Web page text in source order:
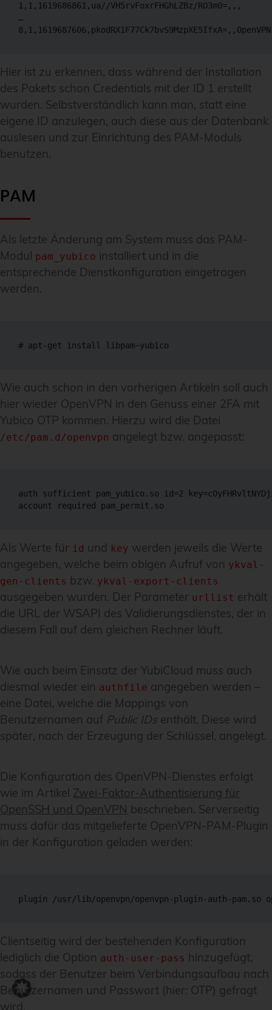
1,1,1619686861,ua//VH5rvFoxrFHGhLZBz/RO3m0=,,,
…
Hier ist zu erkennen, dass während der Installation
des Pakets schon Credentials mit der ID 1 erstellt
wurden. Selbstverständlich kann man, statt eine
eigene ID anzulegen, auch diese aus der Datenbank
auslesen und zur Einrichtung des PAM-Moduls
benutzen.
PAM
Als letzte Änderung am System muss das PAM-
Modul pam_yubico installiert und in die
entsprechende Dienstkonfiguration eingetragen
werden.
# apt-get install libpam−yubico
Wie auch schon in den vorherigen Artikeln soll auch
hier wieder OpenVPN in den Genuss einer 2FA mit
Yubico OTP kommen. Hierzu wird die Datei
/etc/pam.d/openvpn angelegt bzw. angepasst:
auth sufficient pam_yubico.so id=2
account required pam_permit.so
Als Werte für id und key werden jeweils die Werte
angegeben, welche beim obigen Aufruf von ykval-
gen-clients bzw. ykval-export-clients
ausgegeben wurden. Der Parameter urllist erhält
die URL der WSAPI des Validierungsdienstes, der in
diesem Fall auf dem gleichen Rechner läuft.
Wie auch beim Einsatz der YubiCloud muss auch
diesmal wieder ein authfile angegeben werden –
eine Datei, welche die Mappings von
Benutzernamen auf Public IDs enthält. Diese wird
später, nach der Erzeugung der Schlüssel, angelegt.
Die Konfiguration des OpenVPN-Dienstes erfolgt
wie im Artikel Zwei-Faktor-Authentisierung für
OpenSSH und OpenVPN beschrieben. Serverseitig
muss dafür das mitgelieferte OpenVPN-PAM-Plugin
in der Konfiguration geladen werden:
plugin /usr/lib/openvpn/openvpn-plugin-auth-pam.so
Clientseitig wird der bestehenden Konfiguration
lediglich die Option auth-user-pass hinzugefügt,
sodass der Benutzer beim Verbindungsaufbau nach
Benutzernamen und Passwort (hier: OTP) gefragt
wird.